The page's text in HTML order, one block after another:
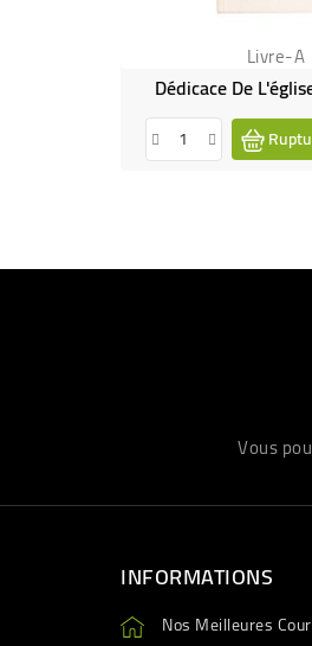
Livre-A
Dédicace De
Vous
INFORMATIONS
Nos Meilleures